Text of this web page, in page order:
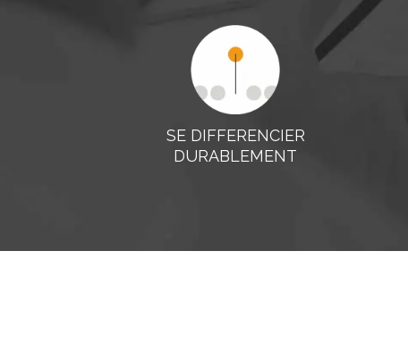
SE DIFFERENCIER
DURABLEMENT